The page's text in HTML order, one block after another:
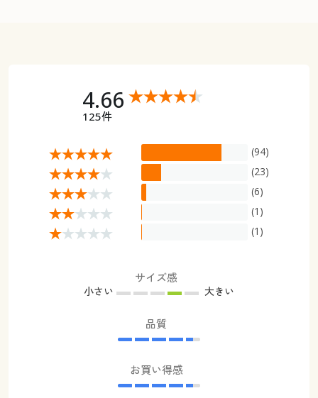
4.66
125件
(94)
(23)
(6)
(1)
(1)
サイズ感
小さい 大きい
品質
お買い得感